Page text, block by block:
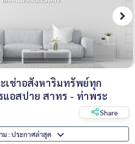
เช่าอสังหาริมทรัพย์ทุก
แอสปาย สาทร - ท่าพระ
Share
เรียงตาม : ประกาศล่าสุด